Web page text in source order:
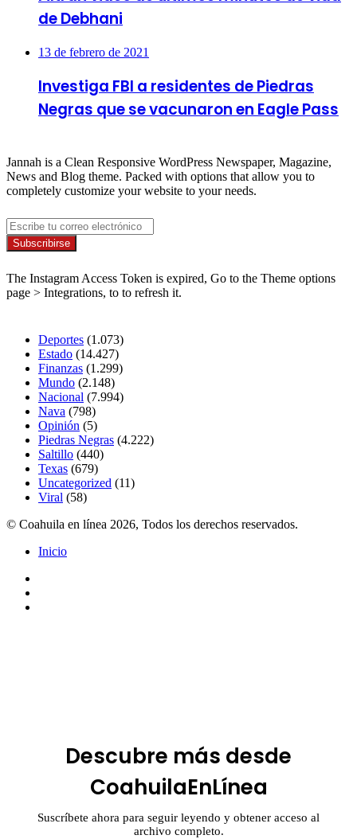
de Debhani
13 de febrero de 2021
Investiga FBI a residentes de Piedras
Negras que se vacunaron en Eagle Pass
Jannah is a Clean Responsive WordPress Newspaper, Magazine,
News and Blog theme. Packed with options that allow you to
completely customize your website to your needs.
Escribe
tu
correo
The Instagram Access Token is expired, Go to the Theme options
page > Integrations, to to refresh it.
Deportes (1.073)
Estado (14.427)
Finanzas (1.299)
Mundo (2.148)
Nacional (7.994)
Nava (798)
Opinión (5)
Piedras Negras (4.222)
Saltillo (440)
Texas (679)
Uncategorized (11)
Viral (58)
© Coahuila en línea 2026, Todos los derechos reservados.
Inicio
Descubre más desde
CoahuilaEnLínea
Suscríbete ahora para seguir leyendo y obtener acceso al
archivo completo.